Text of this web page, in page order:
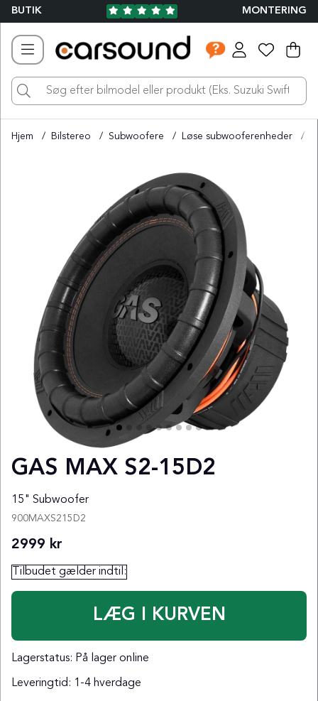
BUTIK MONTERING
.
Hjem Bilstereo Subwoofere Løse subwooferenheder
GAS MAX S2-15D2
15" Subwoofer
900MAXS215D2
2999 kr
Tilbudet gælder indtil:
Lagerstatus: På lager online
Leveringtid: 1-4 hverdage